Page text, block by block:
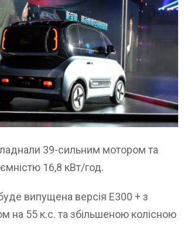
39-сильним мотором та
16,8 кВт/год.
випущена версія Е300 + з
на 55 к.с. та збільшеною колісною